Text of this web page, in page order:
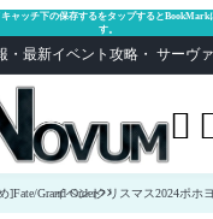
キャッチ下の保存するをタップすると
す。

]Fate/Grand Order
イベントクリスマス2024ポホ